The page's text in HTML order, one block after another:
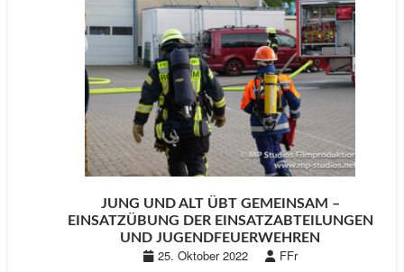
JUNG UND ALT ÜBT GEMEINSAM –
EINSATZÜBUNG DER EINSATZABTEILUNGEN
UND JUGENDFEUERWEHREN
25. Oktober 2022 FFr